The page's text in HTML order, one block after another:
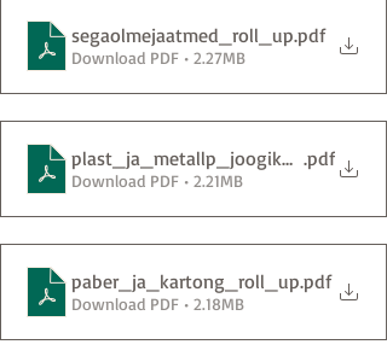
segaolmejaatmed_roll_up.pdf
Download PDF • 2.27MB
plast_ja_metallp_joogik_roll_up
.pdf
Download PDF • 2.21MB
paber_ja_kartong_roll_up.pdf
Download PDF • 2.18MB